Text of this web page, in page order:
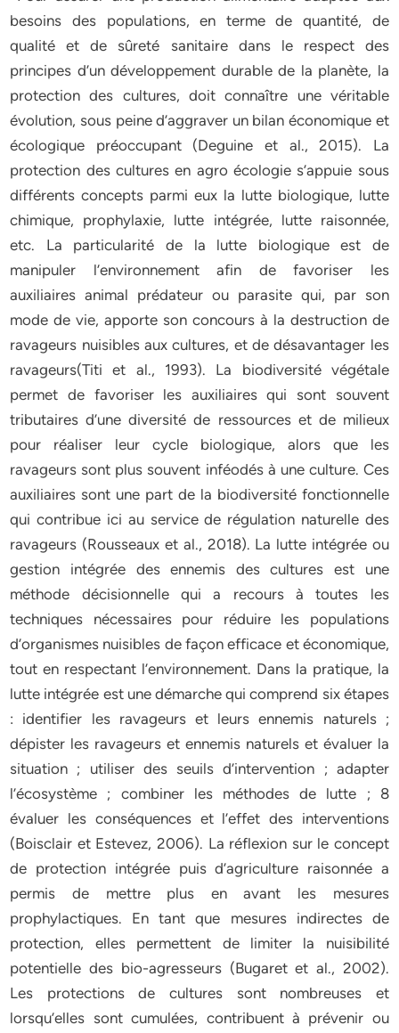
besoins des populations, en terme de quantité, de
qualité et de sûreté sanitaire dans le respect des
principes d’un développement durable de la planète, la
protection des cultures, doit connaître une véritable
évolution, sous peine d’aggraver un bilan économique et
écologique préoccupant (Deguine et al., 2015). La
protection des cultures en agro écologie s’appuie sous
différents concepts parmi eux la lutte biologique, lutte
chimique, prophylaxie, lutte intégrée, lutte raisonnée,
etc. La particularité de la lutte biologique est de
manipuler l’environnement afin de favoriser les
auxiliaires animal prédateur ou parasite qui, par son
mode de vie, apporte son concours à la destruction de
ravageurs nuisibles aux cultures, et de désavantager les
ravageurs(Titi et al., 1993). La biodiversité végétale
permet de favoriser les auxiliaires qui sont souvent
tributaires d’une diversité de ressources et de milieux
pour réaliser leur cycle biologique, alors que les
ravageurs sont plus souvent inféodés à une culture. Ces
auxiliaires sont une part de la biodiversité fonctionnelle
qui contribue ici au service de régulation naturelle des
ravageurs (Rousseaux et al., 2018). La lutte intégrée ou
gestion intégrée des ennemis des cultures est une
méthode décisionnelle qui a recours à toutes les
techniques nécessaires pour réduire les populations
d’organismes nuisibles de façon efficace et économique,
tout en respectant l’environnement. Dans la pratique, la
lutte intégrée est une démarche qui comprend six étapes
: identifier les ravageurs et leurs ennemis naturels ;
dépister les ravageurs et ennemis naturels et évaluer la
situation ; utiliser des seuils d’intervention ; adapter
l’écosystème ; combiner les méthodes de lutte ; 8
évaluer les conséquences et l’effet des interventions
(Boisclair et Estevez, 2006). La réflexion sur le concept
de protection intégrée puis d’agriculture raisonnée a
permis de mettre plus en avant les mesures
prophylactiques. En tant que mesures indirectes de
protection, elles permettent de limiter la nuisibilité
potentielle des bio-agresseurs (Bugaret et al., 2002).
Les protections de cultures sont nombreuses et
lorsqu’elles sont cumulées, contribuent à prévenir ou